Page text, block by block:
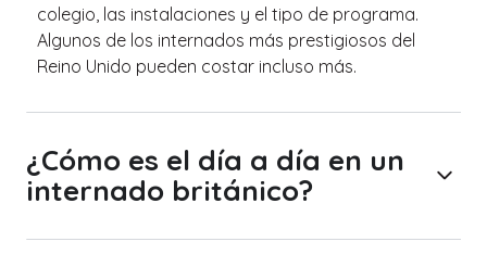
colegio, las instalaciones y el tipo de programa.
Algunos de los internados más prestigiosos del
Reino Unido pueden costar incluso más.
¿Cómo es el día a día en un
internado británico?